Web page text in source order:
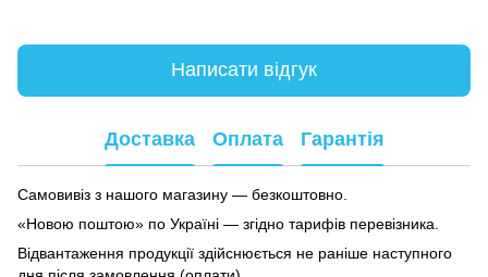
Написати відгук
Доставка Оплата Гарантія
Самовивіз з нашого магазину — безкоштовно.
«Новою поштою» по Україні — згідно тарифів перевізника.
Відвантаження продукції здійснюється не раніше наступного